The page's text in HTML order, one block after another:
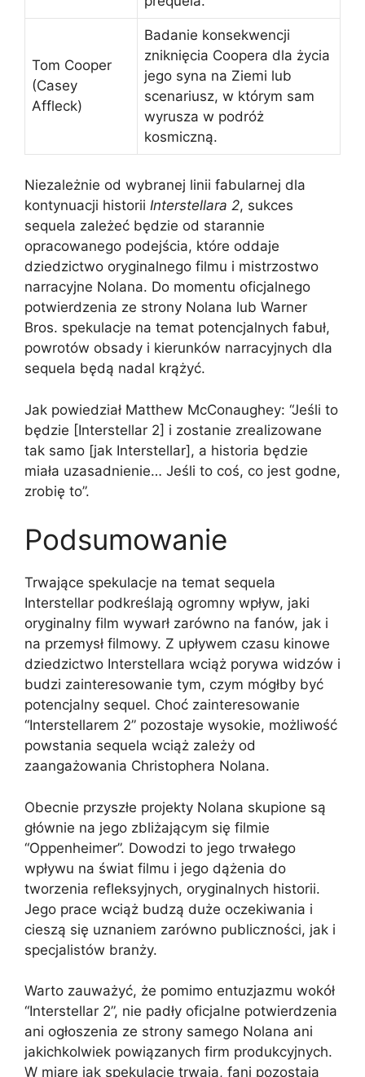
Tom Cooper
(Casey
Affleck)
Badanie konsekwencji
zniknięcia Coopera dla życia
jego syna na Ziemi lub
scenariusz, w którym sam
wyrusza w podróż
kosmiczną.
Niezależnie od wybranej linii fabularnej dla
kontynuacji historii Interstellara 2, sukces
sequela zależeć będzie od starannie
opracowanego podejścia, które oddaje
dziedzictwo oryginalnego filmu i mistrzostwo
narracyjne Nolana. Do momentu oficjalnego
potwierdzenia ze strony Nolana lub Warner
Bros. spekulacje na temat potencjalnych fabuł,
powrotów obsady i kierunków narracyjnych dla
sequela będą nadal krążyć.
Jak powiedział Matthew McConaughey: “Jeśli to
będzie [Interstellar 2] i zostanie zrealizowane
tak samo [jak Interstellar], a historia będzie
miała uzasadnienie… Jeśli to coś, co jest godne,
zrobię to”.
Podsumowanie
Trwające spekulacje na temat sequela
Interstellar podkreślają ogromny wpływ, jaki
oryginalny film wywarł zarówno na fanów, jak i
na przemysł filmowy. Z upływem czasu kinowe
dziedzictwo Interstellara wciąż porywa widzów i
budzi zainteresowanie tym, czym mógłby być
potencjalny sequel. Choć zainteresowanie
“Interstellarem 2” pozostaje wysokie, możliwość
powstania sequela wciąż zależy od
zaangażowania Christophera Nolana.
Obecnie przyszłe projekty Nolana skupione są
głównie na jego zbliżającym się filmie
“Oppenheimer”. Dowodzi to jego trwałego
wpływu na świat filmu i jego dążenia do
tworzenia refleksyjnych, oryginalnych historii.
Jego prace wciąż budzą duże oczekiwania i
cieszą się uznaniem zarówno publiczności, jak i
specjalistów branży.
Warto zauważyć, że pomimo entuzjazmu wokół
“Interstellar 2”, nie padły oficjalne potwierdzenia
ani ogłoszenia ze strony samego Nolana ani
jakichkolwiek powiązanych firm produkcyjnych.
W miarę jak spekulacje trwają, fani pozostają